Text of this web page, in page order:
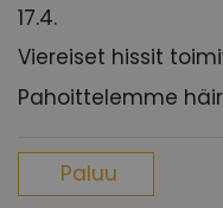
17.4.
Viereiset hissit
Pahoittelemme
Paluu